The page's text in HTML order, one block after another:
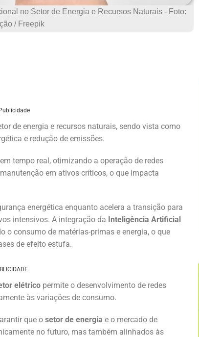
no Setor de Energia e Recursos Naturais - Foto:
/ Freepik
de energia e recursos naturais, sendo vista como
e redução de emissões.
tempo real, otimizando a operação de redes
em ativos críticos, o que impacta
energética enquanto acelera a transição para
intensivos. A integração da Inteligência Artificial
o consumo de matérias-primas e energia, o que
de efeito estufa.
elétrico permite o desenvolvimento de redes
às variações de consumo.
que o setor de energia e o mercado de
no futuro, mas também alinhados às